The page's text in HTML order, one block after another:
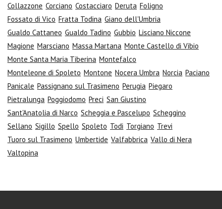
Collazzone Corciano Costacciaro Deruta Foligno
Fossato di Vico Fratta Todina Giano dell'Umbria
Gualdo Cattaneo Gualdo Tadino Gubbio Lisciano Niccone
Magione Marsciano Massa Martana Monte Castello di Vibio
Monte Santa Maria Tiberina Montefalco
Monteleone di Spoleto Montone Nocera Umbra Norcia Paciano
Panicale Passignano sul Trasimeno Perugia Piegaro
Pietralunga Poggiodomo Preci San Giustino
Sant'Anatolia di Narco Scheggia e Pascelupo Scheggino
Sellano Sigillo Spello Spoleto Todi Torgiano Trevi
Tuoro sul Trasimeno Umbertide Valfabbrica Vallo di Nera
Valtopina